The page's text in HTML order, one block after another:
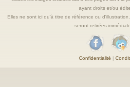
ayant droits et/ou
Elles ne sont ici qu'à titre de référence ou
seront retirées
Confidentialité |